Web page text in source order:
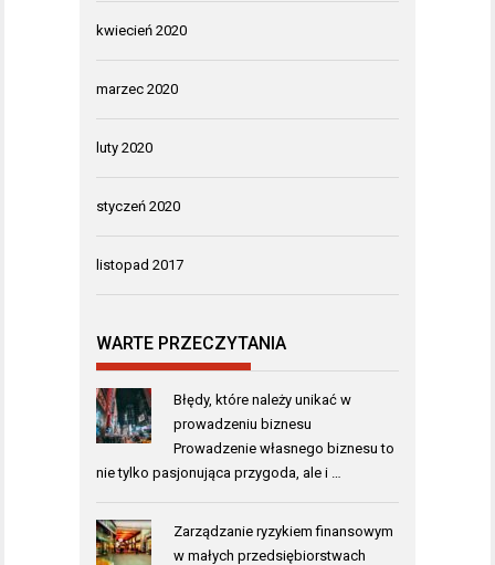
kwiecień 2020
marzec 2020
luty 2020
styczeń 2020
listopad 2017
WARTE PRZECZYTANIA
Błędy, które należy unikać w
prowadzeniu biznesu
Prowadzenie własnego biznesu to
nie tylko pasjonująca przygoda, ale i …
Zarządzanie ryzykiem finansowym
w małych przedsiębiorstwach